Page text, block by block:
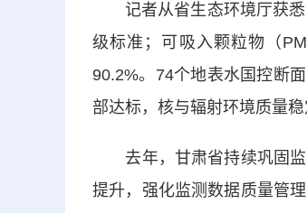
记者从省生态环境厅获悉
级标准；可吸入颗粒物（
90.2%。74个地表水国控断
部达标，核与辐射环境质量稳
去年，甘肃省持续巩固监
提升，强化监测数据质量管